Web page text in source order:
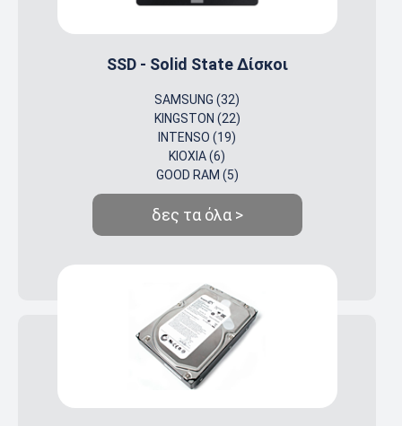
SSD - Solid State Δίσκοι
SAMSUNG (32)
KINGSTON (22)
INTENSO (19)
KIOXIA (6)
GOOD RAM (5)
δες τα όλα >